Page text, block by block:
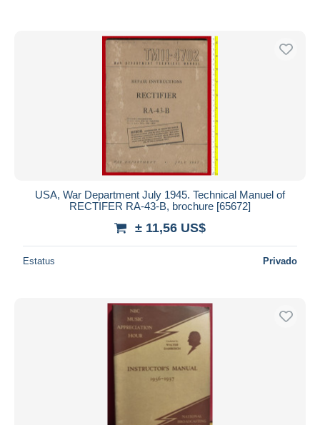
USA, War Department July 1945. Technical Manuel of
RECTIFER RA-43-B, brochure [65672]
± 11,56 US$
Estatus Privado